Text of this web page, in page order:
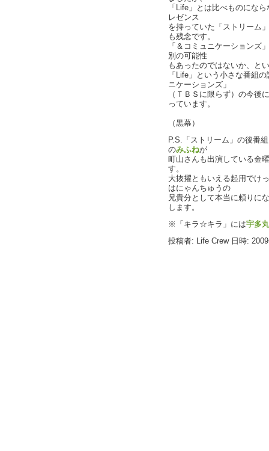
「Life」とは比べものにな
レゼンス
を持っていた「ストリーム
も残念です。
「＆コミュニケーションズ
別の可能性
もあったのではないか、と
「Life」という小さな番組
ニケーションズ」
（ＴＢＳに限らず）の今後
っています。
（黒幕）
P.S.「ストリーム」の後番
のみふねが
町山さんも出演している金
す。
大抜擢ともいえる起用でけ
はにゃんちゅうの
兄貴分として本当に頼りに
します。
※「キラ☆キラ」には宇多丸
投稿者: Life Crew 日時: